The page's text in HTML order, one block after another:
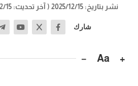
نشر بتاريخ: 2025/12/15 ( آخر تحديث: 2025/12/15 الساعة: 23:08 )
شارك
+
Aa
−